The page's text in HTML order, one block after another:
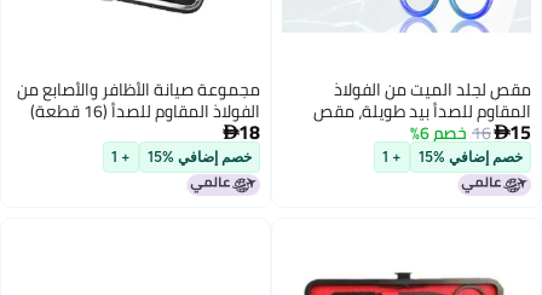
مجموعة صيانة الأظافر والأصابع من
الفولاذ المقاوم للصدأ (16 قطعة)
تشمل مقص الأظافر، ومقصين،
ومقصان، ومقبض للأنف، وأبراج إزالة
الكدمات السوداء مع حقيبة من
الجلد الاصطناعي
18
خصم إضافي %15 + 1